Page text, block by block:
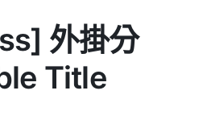
外掛分
Title